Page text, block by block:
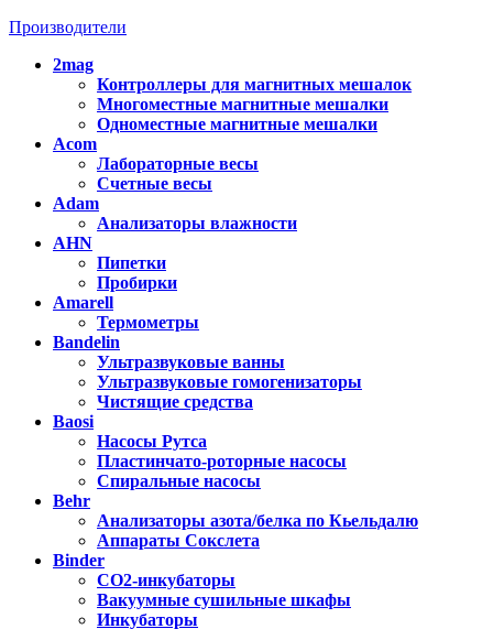
Производители
2mag
Контроллеры для магнитных мешалок
Многоместные магнитные мешалки
Одноместные магнитные мешалки
Acom
Лабораторные весы
Счетные весы
Adam
Анализаторы влажности
AHN
Пипетки
Пробирки
Amarell
Термометры
Bandelin
Ультразвуковые ванны
Ультразвуковые гомогенизаторы
Чистящие средства
Baosi
Насосы Рутса
Пластинчато-роторные насосы
Спиральные насосы
Behr
Анализаторы азота/белка по Кьельдалю
Аппараты Сокслета
Binder
CO2-инкубаторы
Вакуумные сушильные шкафы
Инкубаторы